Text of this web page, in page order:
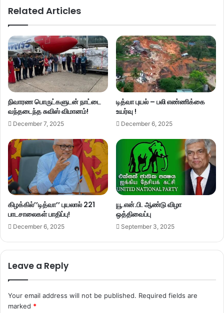
Related Articles
நிவாரண பொருட்களுடன் நாட்டை
வந்தடைந்த சுவிஸ் விமானம்!
December 7, 2025
டித்வா புயல் – பலி எண்ணிக்கை
உயர்வு !
December 6, 2025
கிழக்கில்’’டித்வா’’ புயலால் 221
பாடசாலைகள் பாதிப்பு!
December 6, 2025
யூ.என்.பி. ஆண்டு விழா
ஒத்திவைப்பு
September 3, 2025
Leave a Reply
Your email address will not be published. Required fields are
marked *